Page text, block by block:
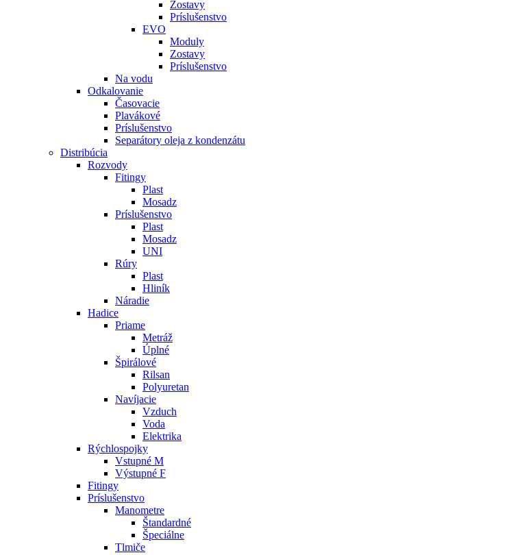
Zostavy
Príslušenstvo
EVO
Moduly
Zostavy
Príslušenstvo
Na vodu
Odkalovanie
Časovacie
Plavákové
Príslušenstvo
Separátory oleja z kondenzátu
Distribúcia
Rozvody
Fitingy
Plast
Mosadz
Príslušenstvo
Plast
Mosadz
UNI
Rúry
Plast
Hliník
Náradie
Hadice
Priame
Metráž
Úplné
Špirálové
Rilsan
Polyuretan
Navíjacie
Vzduch
Voda
Elektrika
Rýchlospojky
Vstupné M
Výstupné F
Fitingy
Príslušenstvo
Manometre
Štandardné
Špeciálne
Tlmiče